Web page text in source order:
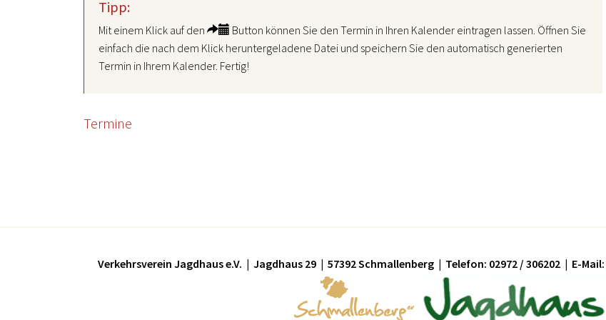
Tipp:
Mit einem Klick auf den
Button können Sie den Termin in Ihren Kalender eintragen lassen. Öffnen Sie
einfach die nach dem Klick heruntergeladene Datei und speichern Sie den automatisch generierten
Termin in Ihrem Kalender. Fertig!
Termine
Verkehrsverein Jagdhaus e.V. | Jagdhaus 29 | 57392 Schmallenberg | Telefon: 02972 / 306202 | E-Mail: